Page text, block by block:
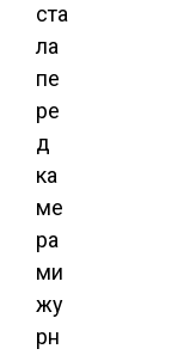
ста
ла
пе
ре
д
ка
ме
ра
ми
жу
рн